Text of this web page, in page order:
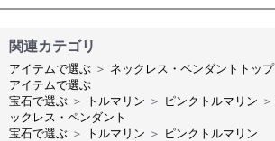
関連カテゴリ
アイテムで選ぶ ＞ ネックレス・ペンダントトップ
アイテムで選ぶ
宝石で選ぶ ＞ トルマリン ＞ ピンクトルマリン ＞
ックレス・ペンダント
宝石で選ぶ ＞ トルマリン ＞ ピンクトルマリン